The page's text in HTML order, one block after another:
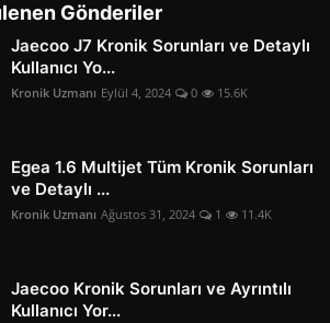
Gönderiler
Jaecoo J7 Kronik Sorunları ve Detaylı
Kullanıcı Yo...
Kronik Uzmanı Eylül 4, 2024 0 15.6K
Egea 1.6 Multijet Tüm Kronik Sorunları
ve Detaylı ...
Kronik Uzmanı Ağustos 31, 2024 1 11.4K
Jaecoo Kronik Sorunları ve Ayrıntılı
Kullanıcı Yor...